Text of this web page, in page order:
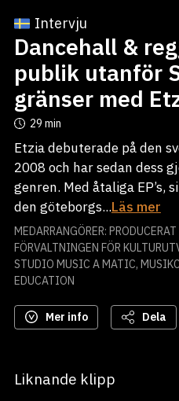
Intervju
Dancehall &
publik utanför
gränser med
29 min
Etzia debuterade på den
2008 och har sedan dess
genren. Med åtaliga EP’s,
den göteborgs...Läs mer
MEDARRANGÖRER:
FÖRVALTNINGEN FÖR
STUDIO MUSIC A MATIC,
EDUCATION
Mer info Dela
Liknande klipp